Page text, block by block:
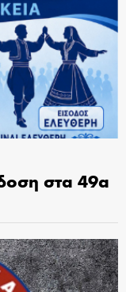
στα 49α